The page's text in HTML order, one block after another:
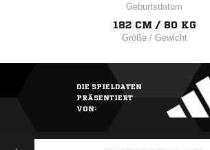
Geburtsdatum
182 CM / 80 KG
Größe / Gewicht
DIE SPIELDATEN
PRÄSENTIERT
VON: